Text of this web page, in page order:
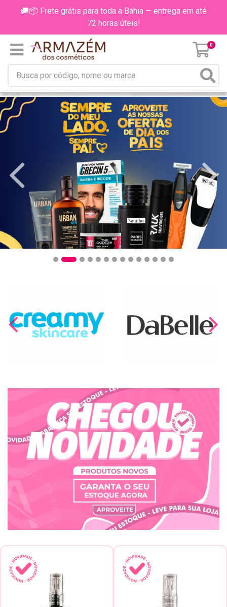
🚚📦 Frete grátis para toda a Bahia — entrega em até
72 horas úteis!
0